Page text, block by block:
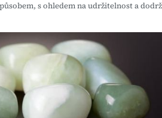
s ohledem na udržitelnost a